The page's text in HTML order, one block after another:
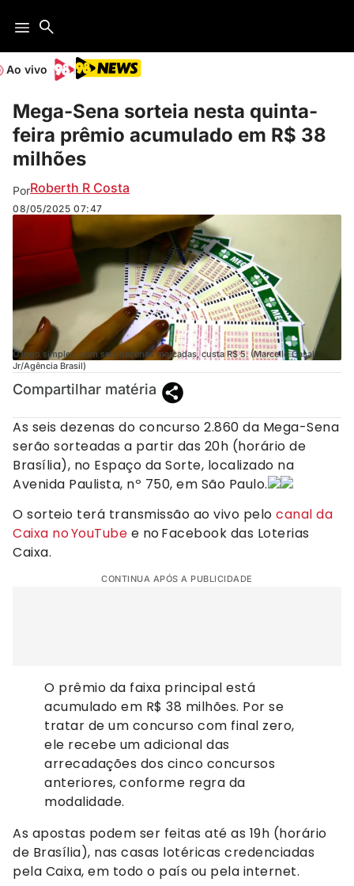
Ao vivo
Mega-Sena sorteia nesta quinta-
feira prêmio acumulado em R$ 38
milhões
PorRoberth R Costa
08/05/2025 07:47
O jogo simples, com seis dezenas marcadas, custa R$ 5. (Marcello Casal
Jr/Agência Brasil)
Compartilhar matéria
As seis dezenas do concurso 2.860 da Mega-Sena
serão sorteadas a partir das 20h (horário de
Brasília), no Espaço da Sorte, localizado na
Avenida Paulista, nº 750, em São Paulo.
O sorteio terá transmissão ao vivo pelo canal da
Caixa no YouTube e no Facebook das Loterias
Caixa.
CONTINUA APÓS A PUBLICIDADE
O prêmio da faixa principal está
acumulado em R$ 38 milhões. Por se
tratar de um concurso com final zero,
ele recebe um adicional das
arrecadações dos cinco concursos
anteriores, conforme regra da
modalidade.
As apostas podem ser feitas até as 19h (horário
de Brasília), nas casas lotéricas credenciadas
pela Caixa, em todo o país ou pela internet.